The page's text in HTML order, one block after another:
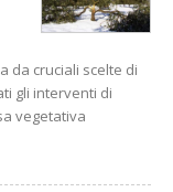
da cruciali scelte di
gli interventi di
vegetativa